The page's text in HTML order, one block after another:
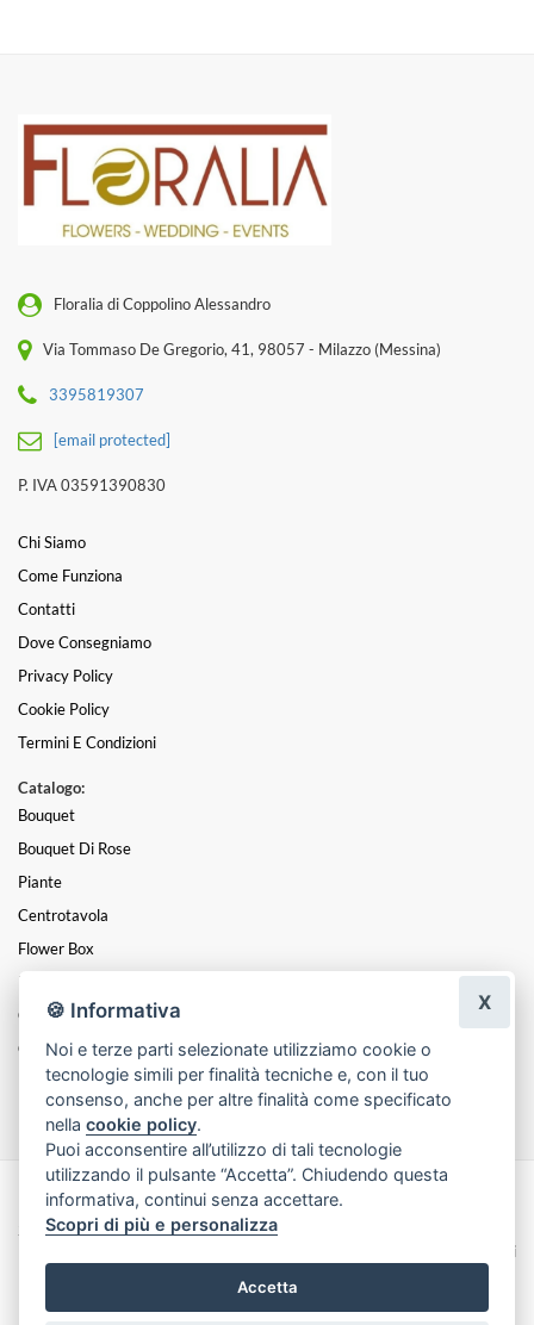
Floralia di Coppolino Alessandro
Via Tommaso De Gregorio, 41, 98057 - Milazzo (Messina)
3395819307
[email protected]
P. IVA 03591390830
Chi Siamo
Come Funziona
Contatti
Dove Consegniamo
Privacy Policy
Cookie Policy
Termini E Condizioni
Catalogo:
Bouquet
Bouquet Di Rose
Piante
Centrotavola
Flower Box
Laurea
Composizioni
Cuori
Funebre
Made with byInfoser.it- Realizzazione Siti ecommerce per Fioristi
2026
Termini e Condizioni
🍪 Informativa
Noi e terze parti selezionate utilizziamo cookie o
tecnologie simili per finalità tecniche e, con il tuo
consenso, anche per altre finalità come specificato
nellacookie policy.
Puoi acconsentire all’utilizzo di tali tecnologie
utilizzando il pulsante “Accetta”. Chiudendo questa
informativa, continui senza accettare.
Scopri di più e personalizza
Accetta
X